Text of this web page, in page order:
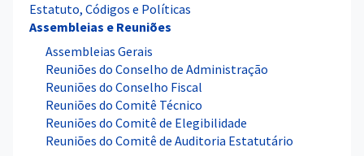
Estatuto, Códigos e Políticas
Assembleias e Reuniões
Assembleias Gerais
Reuniões do Conselho de Administração
Reuniões do Conselho Fiscal
Reuniões do Comitê Técnico
Reuniões do Comitê de Elegibilidade
Reuniões do Comitê de Auditoria Estatutário